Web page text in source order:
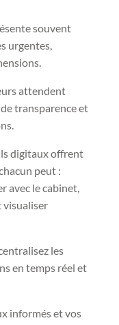
souvent
urgentes,
attendent
transparence et
digitaux offrent
peut :
avec le cabinet,
visualiser
les
en temps réel et
informés et vos